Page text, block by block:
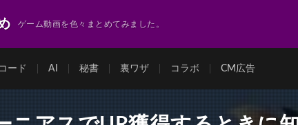
ゲーム動画を色々まとめてみました。
ード AI 秘書 裏ワザ コラボ CM広告